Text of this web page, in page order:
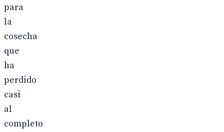
para
la
cosecha
que
ha
perdido
casi
al
completo